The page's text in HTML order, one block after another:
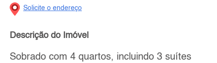
Solicite o endereço
Descrição do Imóvel
Sobrado com 4 quartos, incluindo 3 suítes